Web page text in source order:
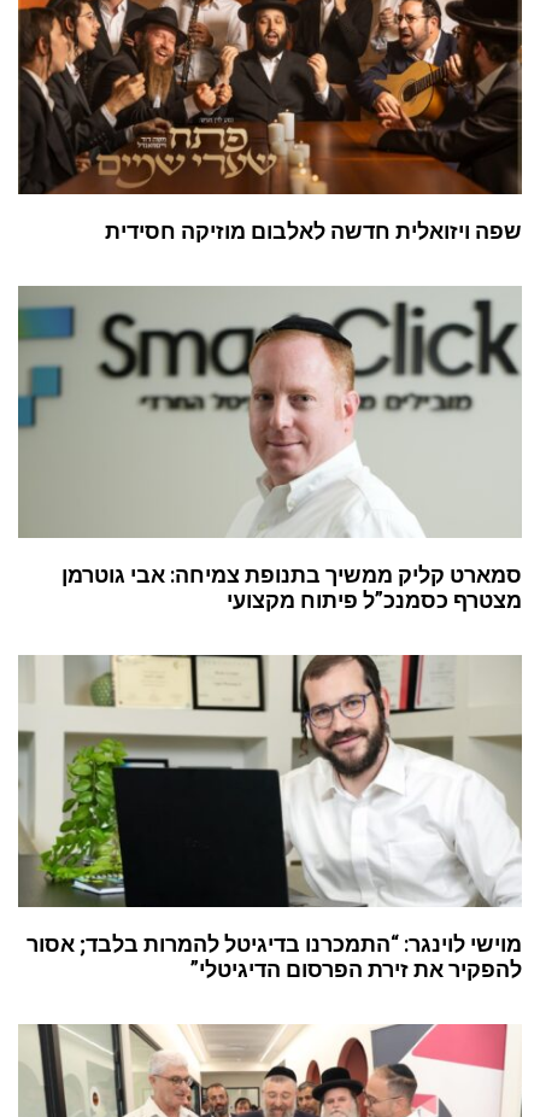
שפה ויזואלית חדשה לאלבום מוזיקה חסידית
סמארט קליק ממשיך בתנופת צמיחה: אבי גוטרמן
מצטרף כסמנכ”ל פיתוח מקצועי
מוישי לוינגר: “התמכרנו בדיגיטל להמרות בלבד; אסור
להפקיר את זירת הפרסום הדיגיטלי”